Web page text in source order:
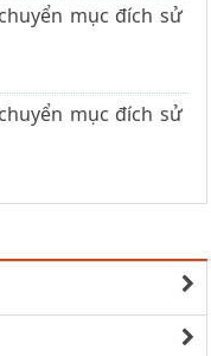
mục đích sử
mục đích sử